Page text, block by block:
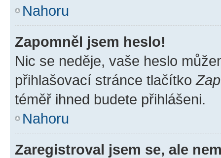
Nahoru
Zapomněl jsem heslo!
Nic se neděje, vaše heslo
přihlašovací stránce tlačítko
téměř ihned budete přihlášeni.
Nahoru
Zaregistroval jsem se, ale